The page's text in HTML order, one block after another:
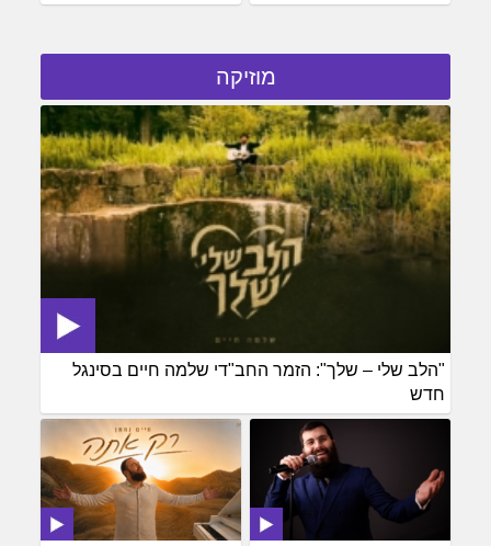
מוזיקה
"הלב שלי – שלך": הזמר החב"די שלמה חיים בסינגל
חדש